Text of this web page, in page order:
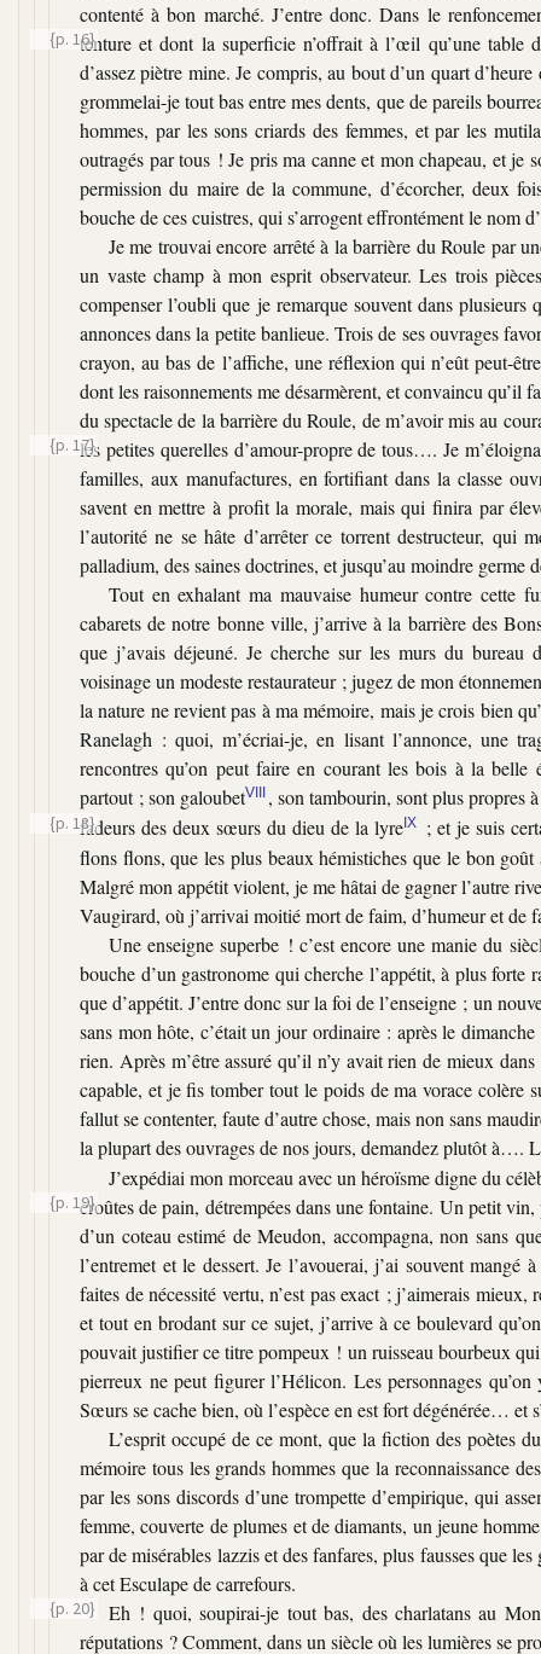
contenté à bon marché. J’entre donc. Dans le
tenture
{p. 16}
et dont la superficie n’offrait à l’œil qu’une table
d’assez piètre mine. Je compris, au bout d’un quart
grommelai-je tout bas entre mes dents, que de pareils
hommes, par les sons criards des femmes, et par les
outragés par tous ! Je pris ma canne et mon chapeau, et je
permission du maire de la commune, d’écorcher, deux
bouche de ces cuistres, qui s’arrogent effrontément le nom
Je me trouvai encore arrêté à la barrière du Roule par
un vaste champ à mon esprit observateur. Les trois
compenser l’oubli que je remarque souvent dans
annonces dans la petite banlieue. Trois de ses ouvrages
crayon, au bas de l’affiche, une réflexion qui n’eût peut-
dont les raisonnements me désarmèrent, et convaincu
du spectacle de la barrière du Roule, de m’avoir mis au
les petites querelles d’amour-propre
{p. 17}
de tous…. Je
familles, aux manufactures, en fortifiant dans la classe
savent en mettre à profit la morale, mais qui finira par
l’autorité ne se hâte d’arrêter ce torrent destructeur, qui
palladium, des saines doctrines, et jusqu’au moindre germe
Tout en exhalant ma mauvaise humeur contre cette
cabarets de notre bonne ville, j’arrive à la barrière des
que j’avais déjeuné. Je cherche sur les murs du
voisinage un modeste restaurateur ; jugez de mon
la nature ne revient pas à ma mémoire, mais je crois bien
Ranelagh : quoi, m’écriai-je, en lisant l’annonce, une
rencontres qu’on peut faire en courant les bois à la
partout ; son galoubetVIII
, son tambourin, sont plus propres
fadeurs des deux sœurs du dieu de la lyre IX ; et je suis
{p. 18}
flons flons, que les plus beaux hémistiches que le bon
Malgré mon appétit violent, je me hâtai de gagner l’autre
Vaugirard, où j’arrivai moitié mort de faim, d’humeur et de
Une enseigne superbe ! c’est encore une manie du
bouche d’un gastronome qui cherche l’appétit, à plus
que d’appétit. J’entre donc sur la foi de l’enseigne ; un
sans mon hôte, c’était un jour ordinaire : après le
rien. Après m’être assuré qu’il n’y avait rien de mieux
capable, et je fis tomber tout le poids de ma vorace
fallut se contenter, faute d’autre chose, mais non sans
la plupart des ouvrages de nos jours, demandez plutôt à….
J’expédiai mon morceau avec un héroïsme digne du
croûtes de pain, détrempées dans une
{p. 19}
fontaine. Un petit vin,
d’un coteau estimé de Meudon, accompagna, non sans
l’entremet et le dessert. Je l’avouerai, j’ai souvent
faites de nécessité vertu, n’est pas exact ; j’aimerais
et tout en brodant sur ce sujet, j’arrive à ce boulevard
pouvait justifier ce titre pompeux ! un ruisseau bourbeux
pierreux ne peut figurer l’Hélicon. Les personnages
Sœurs se cache bien, où l’espèce en est fort dégénérée… et
L’esprit occupé de ce mont, que la fiction des poètes
mémoire tous les grands hommes que la reconnaissance
par les sons discords d’une trompette d’empirique, qui
femme, couverte de plumes et de diamants, un jeune
par de misérables lazzis et des fanfares, plus fausses que
à cet Esculape de carrefours.
{p. 20}
Eh ! quoi, soupirai-je tout bas, des charlatans au
réputations ? Comment, dans un siècle où les lumières se